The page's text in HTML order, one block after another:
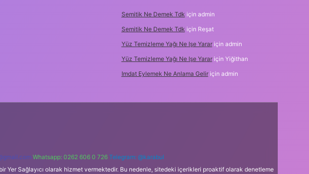
Semitik Ne Demek Tdk için admin
Semitik Ne Demek Tdk için Reşat
Yüz Temizleme Yağı Ne Işe Yarariçin admin
Yüz Temizleme Yağı Ne Işe Yarariçin Yiğithan
Imdat Eylemek Ne Anlama Geliriçin admin
Whatsapp: 0262 606 0 726 Telegram: @karabul
Yer Sağlayıcı olarak hizmet vermektedir. Bu nedenle, sitedeki içerikleri proaktif olarak denetleme